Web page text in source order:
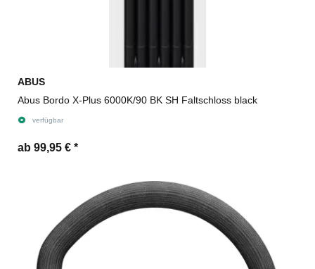
ABUS
Abus Bordo X-Plus 6000K/90 BK SH Faltschloss black
verfügbar
ab 99,95 € *